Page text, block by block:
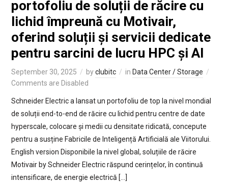
portofoliu de soluții de răcire cu
lichid împreună cu Motivair,
oferind soluții și servicii dedicate
pentru sarcini de lucru HPC și AI
September 30, 2025 byclubitc in Data Center / Storage
Comments are Disabled
Schneider Electric a lansat un portofoliu de top la nivel mondial
de soluții end-to-end de răcire cu lichid pentru centre de date
hyperscale, colocare și medii cu densitate ridicată, concepute
pentru a susține Fabricile de Inteligență Artificială ale Viitorului.
English version Disponibile la nivel global, soluțiile de răcire
Motivair by Schneider Electric răspund cerințelor, în continuă
intensificare, de energie electrică […]